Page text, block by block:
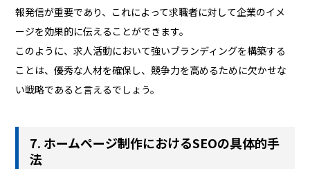
報発信が重要であり、これによって求職者に対して企業のイメ
ージを効果的に伝えることができます。
このように、求人活動において強いブランディングを構築する
ことは、優秀な人材を確保し、競争力を高めるために欠かせな
い戦略であると言えるでしょう。
7. ホームページ制作におけるSEOの具体的手
法